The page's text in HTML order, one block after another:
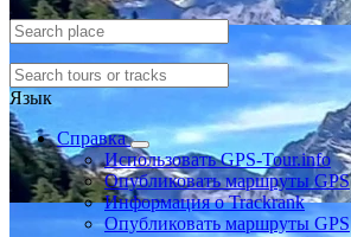
Язык
Справка
Использовать GPS-Tour.info
Опубликовать маршруты GPS
Информация о Trackrank
Опубликовать маршруты GPS